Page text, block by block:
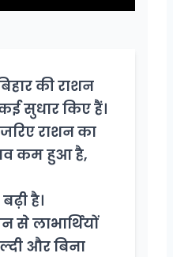
की राशन
सुधार किए हैं।
राशन का
कम हुआ है,
है।
से लाभार्थियों
और बिना